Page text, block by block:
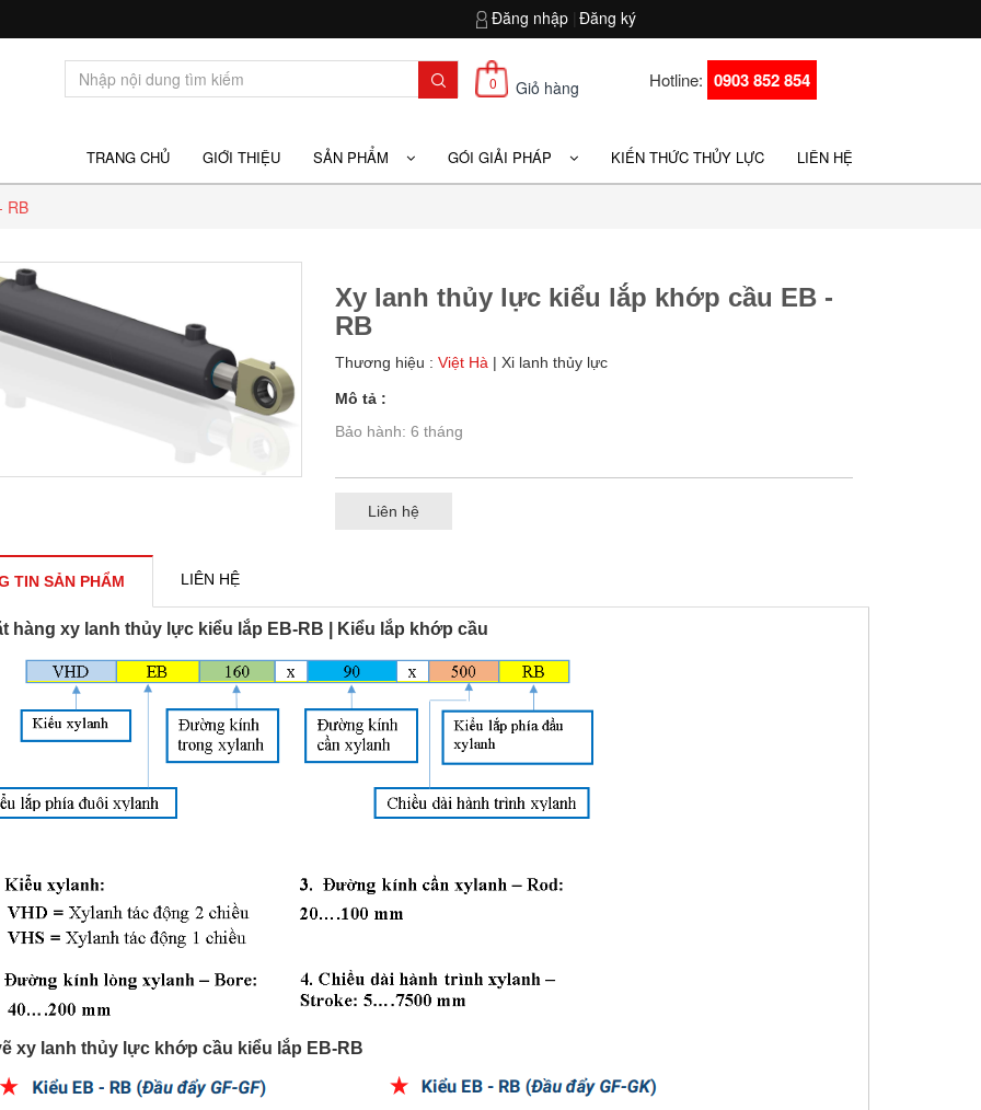
Đăng nhập Đăng ký
Giỏ hàng
0 Hotline: 0903 852 854
TRANG CHỦ GIỚI THIỆU SẢN PHẨM GÓI GIẢI PHÁP KIẾN THỨC THỦY LỰC LIÊN HỆ
RB
Xy lanh thủy lực kiểu lắp khớp cầu EB -
RB
Thương hiệu : Việt Hà | Xi lanh thủy lực
Mô tả :
Bảo hành: 6 tháng
Liên hệ
TIN SẢN PHẨM LIÊN HỆ
hàng xy lanh thủy lực kiểu lắp EB-RB | Kiểu lắp khớp cầu
xy lanh thủy lực khớp cầu kiểu lắp EB-RB